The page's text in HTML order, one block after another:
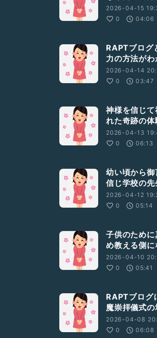
2026-04-15
0
04:06
RAPTブログ
力の方法が
2026-04-14
0
03:47
神様を信じ
れた奇跡の体
2026-04-13
0
06:13
幼い頃から
信じ学校の
2026-04-12
0
05:14
子供のため
め教える側
2026-04-10
0
05:41
RAPTブログ
魔崇拝儀式
2026-04-08
0
06:08